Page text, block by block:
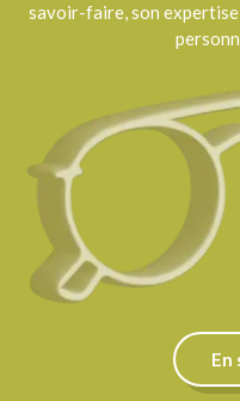
savoir-faire, son
En